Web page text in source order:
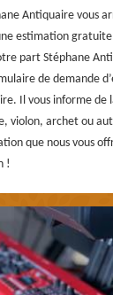
Antiquaire vous
estimation
part Stéphane
de demande
Il vous informe de
violon, archet ou
que nous vous
!